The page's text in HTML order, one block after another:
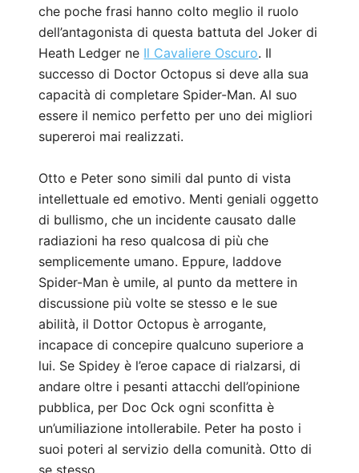
che poche frasi hanno colto meglio il ruolo
dell’antagonista di questa battuta del Joker di
Heath Ledger ne Il Cavaliere Oscuro. Il
successo di Doctor Octopus si deve alla sua
capacità di completare Spider-Man. Al suo
essere il nemico perfetto per uno dei migliori
supereroi mai realizzati.
Otto e Peter sono simili dal punto di vista
intellettuale ed emotivo. Menti geniali oggetto
di bullismo, che un incidente causato dalle
radiazioni ha reso qualcosa di più che
semplicemente umano. Eppure, laddove
Spider-Man è umile, al punto da mettere in
discussione più volte se stesso e le sue
abilità, il Dottor Octopus è arrogante,
incapace di concepire qualcuno superiore a
lui. Se Spidey è l’eroe capace di rialzarsi, di
andare oltre i pesanti attacchi dell’opinione
pubblica, per Doc Ock ogni sconfitta è
un’umiliazione intollerabile. Peter ha posto i
suoi poteri al servizio della comunità. Otto di